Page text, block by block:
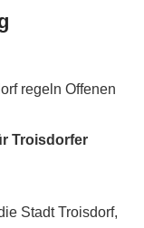
regeln Offenen
Troisdorfer
Stadt Troisdorf,